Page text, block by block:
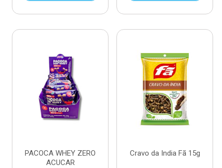
PACOCA WHEY ZERO
ACUCAR
Cravo da India Fã 15g